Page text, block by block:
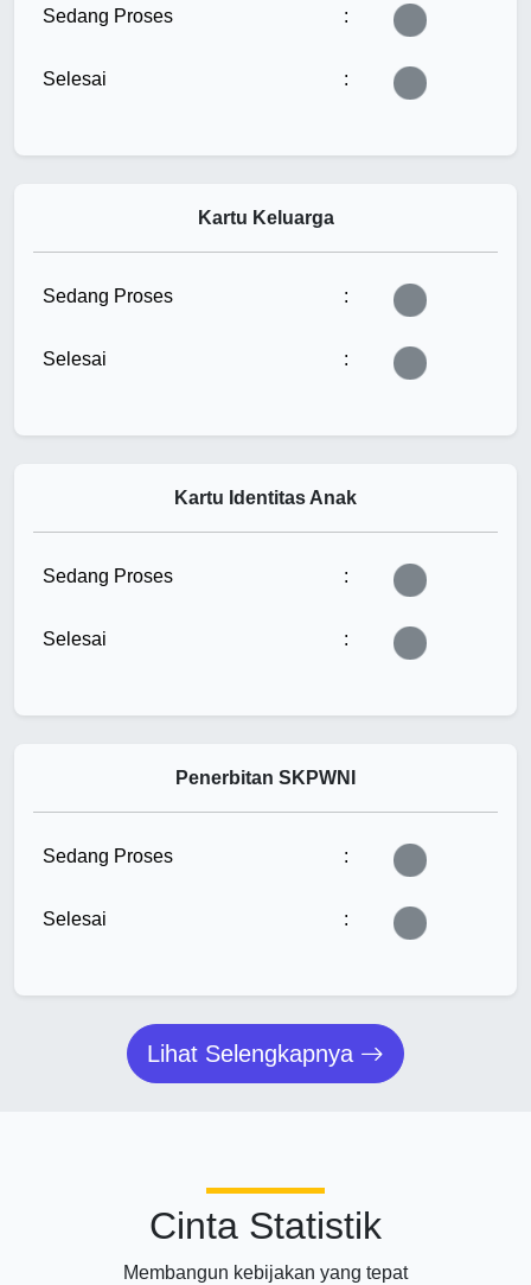
Sedang Proses :
Selesai :
Kartu Keluarga
Sedang Proses :
Selesai :
Kartu Identitas Anak
Sedang Proses :
Selesai :
Penerbitan SKPWNI
Sedang Proses :
Selesai :
Lihat Selengkapnya
Cinta Statistik
Membangun kebijakan yang tepat